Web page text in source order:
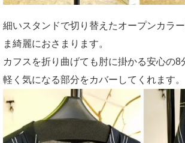
細いスタンドで切り替えたオープンカラ
ま綺麗におさまります。
カフスを折り曲げても肘に掛かる安心の8
軽く気になる部分をカバーしてくれます。